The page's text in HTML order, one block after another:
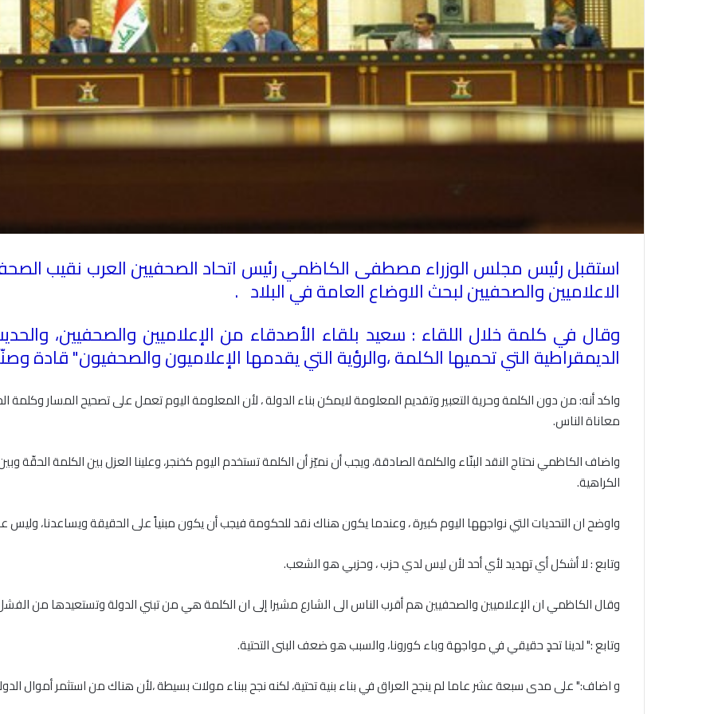
استقبل رئيس مجلس الوزراء مصطفى الكاظمي رئيس اتحاد الصحفيين العرب نقيب
الاعلاميين والصحفيين لبحث الاوضاع العامة في البلاد .
وقال في كلمة خلال اللقاء : سعيد بلقاء الأصدقاء من الإعلاميين والصحفيين،
الديمقراطية التي تحميها الكلمة ،والرؤية التي يقدمها الإعلاميون والصحفيون" قادة
واكد أنه: من دون الكلمة وحرية التعبير وتقديم المعلومة لايمكن بناء الدولة ، لأن المعلومة اليوم تعمل على تصحيح المسار
معاناة الناس.
واضاف الكاظمي نحتاج النقد البنّاء والكلمة الصادقة، ويجب أن نميّز أن الكلمة تستخدم اليوم كخنجر، وعلينا العزل بين الكلمة الحقّة وبين
الكراهية.
واوضح ان التحديات التي نواجهها اليوم كبيرة ، وعندما يكون هناك نقد للحكومة فيجب أن يكون مبنياً على الحقيقة ويساعدنا، وليس
وتابع : لا أشكل أي تهديد لأي أحد لأن ليس لدي حزب ، وحزبي هو الشعب.
وقال الكاظمي ان الإعلاميين والصحفيين هم أقرب الناس الى الشارع مشيرا إلى ان الكلمة هي من تبني الدولة وتستعيدها من
وتابع :" لدينا تحدٍ حقيقي في مواجهة وباء كورونا، والسبب هو ضعف البنى التحتية.
و اضاف:" على مدى سبعة عشر عاما لم ينجح العراق في بناء بنية تحتية، لكنه نجح ببناء مولات بسيطة ،لأن هناك من استثمر أموال